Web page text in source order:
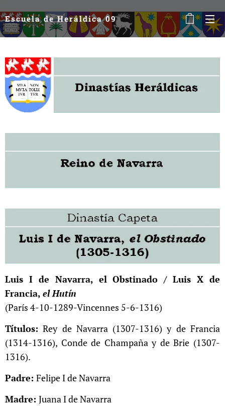
Escuela de Heráldica 09
Luis I de Navarra, el Obstinado / Luis X de
Francia, el Hutín
(París 4-10-1289-Vincennes 5-6-1316)
Títulos: Rey de Navarra (1307-1316) y de Francia
(1314-1316), Conde de Champaña y de Brie (1307-
1316).
Padre: Felipe I de Navarra
Madre: Juana I de Navarra